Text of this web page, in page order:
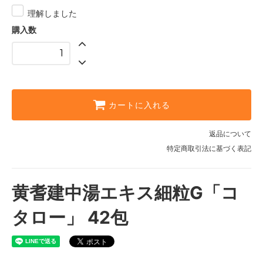
理解しました
購入数
カートに入れる
返品について
特定商取引法に基づく表記
黄耆建中湯エキス細粒G「コ
タロー」 42包